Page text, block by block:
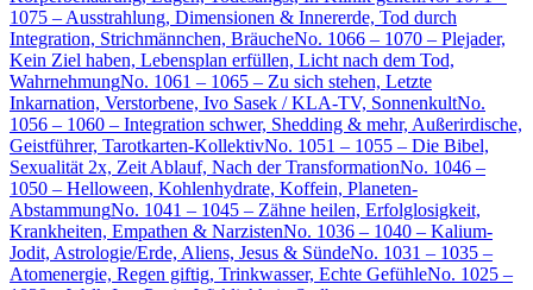
1075 – Ausstrahlung, Dimensionen & Innererde, Tod durch
Integration, Strichmännchen, BräucheNo. 1066 – 1070 – Plejader,
Kein Ziel haben, Lebensplan erfüllen, Licht nach dem Tod,
WahrnehmungNo. 1061 – 1065 – Zu sich stehen, Letzte
Inkarnation, Verstorbene, Ivo Sasek / KLA-TV, SonnenkultNo.
1056 – 1060 – Integration schwer, Shedding & mehr, Außerirdische,
Geistführer, Tarotkarten-KollektivNo. 1051 – 1055 – Die Bibel,
Sexualität 2x, Zeit Ablauf, Nach der TransformationNo. 1046 –
1050 – Helloween, Kohlenhydrate, Koffein, Planeten-
AbstammungNo. 1041 – 1045 – Zähne heilen, Erfolglosigkeit,
Krankheiten, Empathen & NarzistenNo. 1036 – 1040 – Kalium-
Jodit, Astrologie/Erde, Aliens, Jesus & SündeNo. 1031 – 1035 –
Atomenergie, Regen giftig, Trinkwasser, Echte GefühleNo. 1025 –